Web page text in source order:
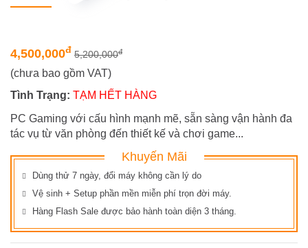
4,500,000đ 5,200,000đ
(chưa bao gồm VAT)
Tình Trạng: TẠM HẾT HÀNG
PC Gaming với cấu hình mạnh mẽ, sẵn sàng vận hành đa
tác vụ từ văn phòng đến thiết kế và chơi game...
Khuyến Mãi
Dùng thử 7 ngày, đổi máy không cần lý do
Vệ sinh + Setup phần mền miễn phí trọn đời máy.
Hàng Flash Sale được bảo hành toàn diện 3 tháng.